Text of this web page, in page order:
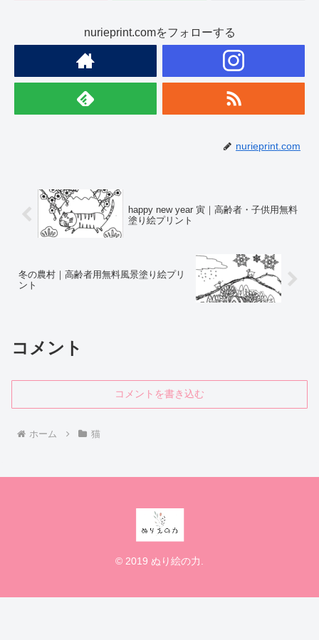
nurieprint.comをフォローする
nurieprint.com
happy new year 寅｜高齢者・子供用無料
塗り絵プリント
冬の農村｜高齢者用無料風景塗り絵プリ
ント
コメント
コメントを書き込む
ホーム 猫
© 2019 ぬり絵の力.